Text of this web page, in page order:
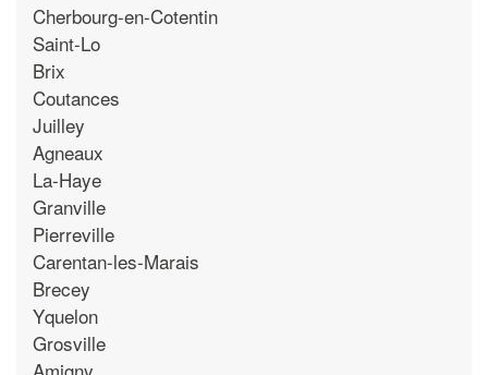
Cherbourg-en-Cotentin
Saint-Lo
Brix
Coutances
Juilley
Agneaux
La-Haye
Granville
Pierreville
Carentan-les-Marais
Brecey
Yquelon
Grosville
Amigny